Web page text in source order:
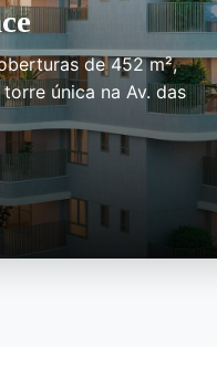
de 452 m²,
única na Av. das